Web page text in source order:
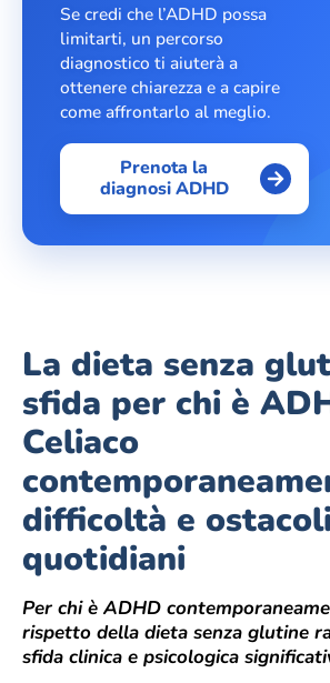
Se credi che l’ADHD possa
limitarti, un percorso
diagnostico ti aiuterà a
ottenere chiarezza e a capire
come affrontarlo al meglio.
Prenota la
diagnosi ADHD
La dieta senza
sfida per chi è
Celiaco
difficoltà e
quotidiani
Per chi è ADHD
rispetto della dieta senza glutine
sfida clinica e psicologica